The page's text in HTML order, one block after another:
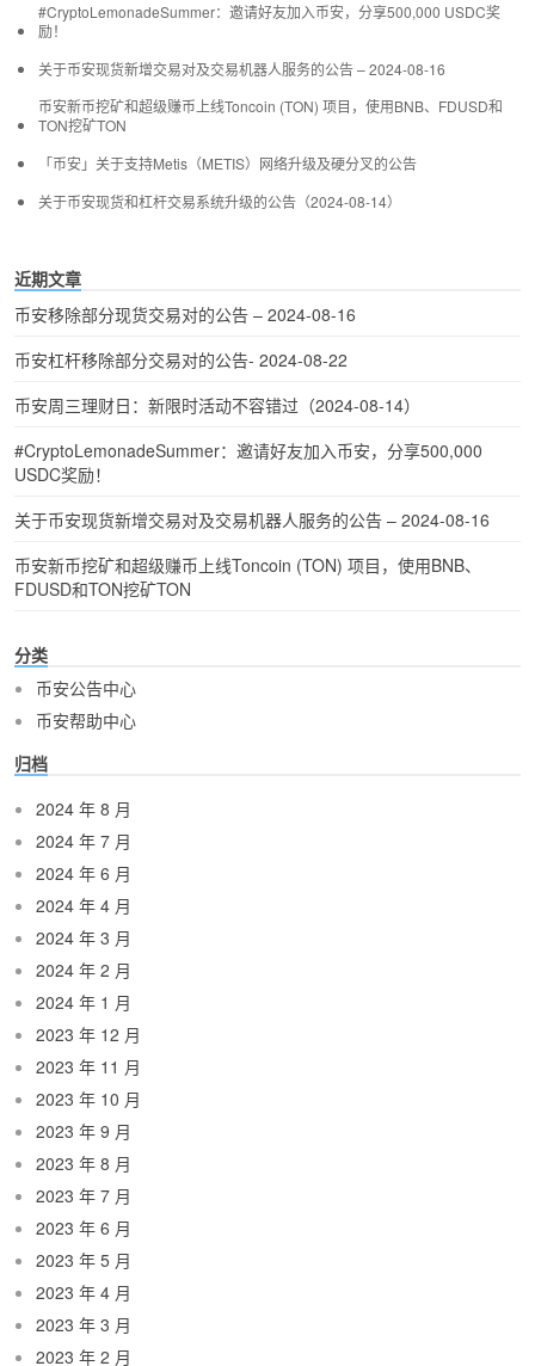
#CryptoLemonadeSummer：邀请好友加入币安，分享500,000 USDC奖
励！
关于币安现货新增交易对及交易机器人服务的公告 – 2024-08-16
币安新币挖矿和超级赚币上线Toncoin (TON) 项目，使用BNB、FDUSD和
TON挖矿TON
「币安」关于支持Metis（METIS）网络升级及硬分叉的公告
关于币安现货和杠杆交易系统升级的公告（2024-08-14）
近期文章
币安移除部分现货交易对的公告 – 2024-08-16
币安杠杆移除部分交易对的公告- 2024-08-22
币安周三理财日：新限时活动不容错过（2024-08-14）
#CryptoLemonadeSummer：邀请好友加入币安，分享500,000
USDC奖励！
关于币安现货新增交易对及交易机器人服务的公告 – 2024-08-16
币安新币挖矿和超级赚币上线Toncoin (TON) 项目，使用BNB、
FDUSD和TON挖矿TON
分类
币安公告中心
币安帮助中心
归档
2024 年 8 月
2024 年 7 月
2024 年 6 月
2024 年 4 月
2024 年 3 月
2024 年 2 月
2024 年 1 月
2023 年 12 月
2023 年 11 月
2023 年 10 月
2023 年 9 月
2023 年 8 月
2023 年 7 月
2023 年 6 月
2023 年 5 月
2023 年 4 月
2023 年 3 月
2023 年 2 月